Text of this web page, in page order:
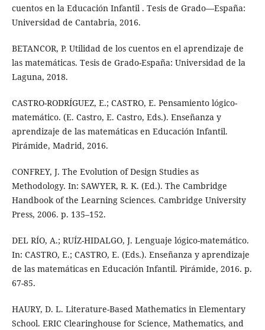
cuentos en la Educación Infantil . Tesis de Grado—España:
Universidad de Cantabria, 2016.
BETANCOR, P. Utilidad de los cuentos en el aprendizaje de
las matemáticas. Tesis de Grado-España: Universidad de la
Laguna, 2018.
CASTRO-RODRÍGUEZ, E.; CASTRO, E. Pensamiento lógico-
matemático. (E. Castro, E. Castro, Eds.). Enseñanza y
aprendizaje de las matemáticas en Educación Infantil.
Pirámide, Madrid, 2016.
CONFREY, J. The Evolution of Design Studies as
Methodology. In: SAWYER, R. K. (Ed.). The Cambridge
Handbook of the Learning Sciences. Cambridge University
Press, 2006. p. 135–152.
DEL RÍO, A.; RUÍZ-HIDALGO, J. Lenguaje lógico-matemático.
In: CASTRO, E.; CASTRO, E. (Eds.). Enseñanza y aprendizaje
de las matemáticas en Educación Infantil. Pirámide, 2016. p.
67-85.
HAURY, D. L. Literature-Based Mathematics in Elementary
School. ERIC Clearinghouse for Science, Mathematics, and